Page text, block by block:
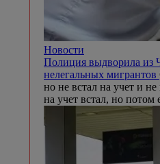
Новости
Полиция выдворила из
нелегальных мигрантов
но не встал на учет и
на учет встал, но потом